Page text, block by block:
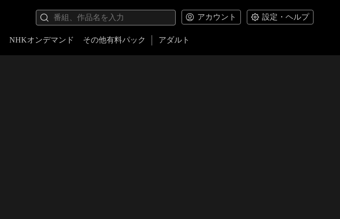
アカウント 設定・ヘルプ
NHKオンデマンド その他有料パック アダルト